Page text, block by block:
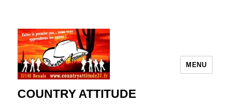
COUNTRY ATTITUDE
MENU